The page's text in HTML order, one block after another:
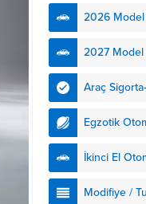
2026
2027
Araç
Egzotik
İkinci El
Modifiye /